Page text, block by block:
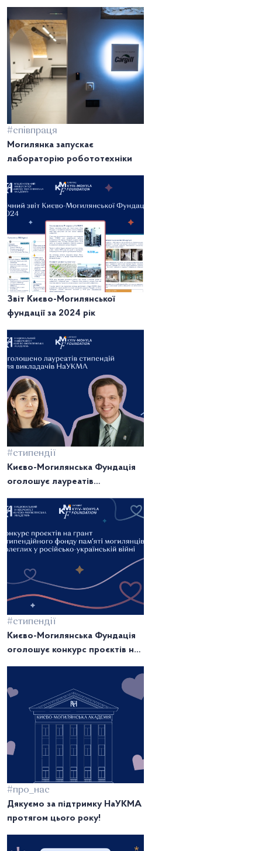
полеглих могилянців
#співпраця
Могилянка запускає
лабораторію робототехніки
Звіт Києво-Могилянської
фундації за 2024 рік
#стипендії
Києво-Могилянська Фундація
оголошує лауреатів
року!
#стипендії
Києво-Могилянська Фундація
оголошує конкурс проєктів на
памʼяті могилянців, полеглих у
російсько-українській війні.
#про_нас
Дякуємо за підтримку НаУКМА
протягом цього року!